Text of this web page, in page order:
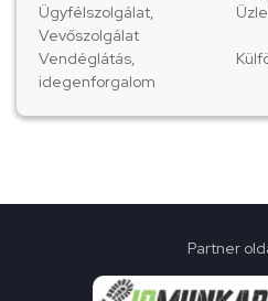
Ügyfélszolgálat,
Vevőszolgálat
Vendéglátás,
idegenforgalom
Partner